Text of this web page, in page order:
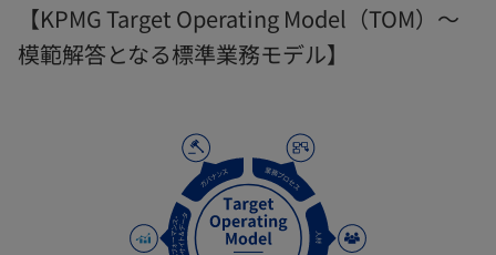
【KPMG Target Operating Model（TOM）～
模範解答となる標準業務モデル】